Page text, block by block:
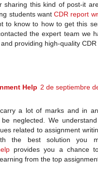
sharing this kind of post-it
students want CDR report
to know to how to get this
the expert team we
providing high-quality CDR
Help 2 de septiembre
a lot of marks and in
neglected. We
related to assignment
the best solution you
provides you a chance
from the top